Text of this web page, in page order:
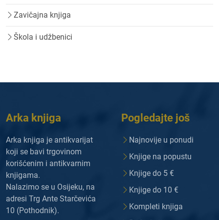
Zavičajna knjiga
Škola i udžbenici
Arka knjiga
Arka knjiga je antikvarijat
koji se bavi trgovinom
korišćenim i antikvarnim
knjigama.
Nalazimo se u Osijeku, na
adresi Trg Ante Starčevića
10 (Pothodnik).
Pogledajte još
Najnovije u ponudi
Knjige na popustu
Knjige do 5 €
Knjige do 10 €
Kompleti knjiga